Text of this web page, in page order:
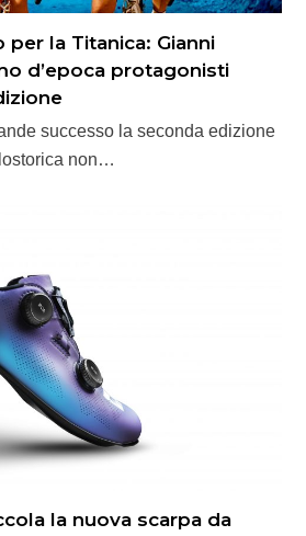
per la Titanica: Gianni
d’epoca protagonisti
successo la seconda edizione
non…
la nuova scarpa da